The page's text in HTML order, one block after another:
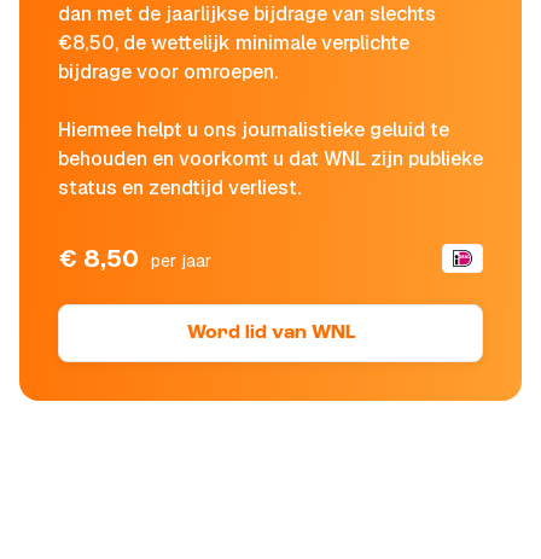
dan met de jaarlijkse bijdrage van slechts
€8,50, de wettelijk minimale verplichte
bijdrage voor omroepen.
Hiermee helpt u ons journalistieke geluid te
behouden en voorkomt u dat WNL zijn publieke
status en zendtijd verliest.
€ 8,50 per jaar
Word lid van WNL